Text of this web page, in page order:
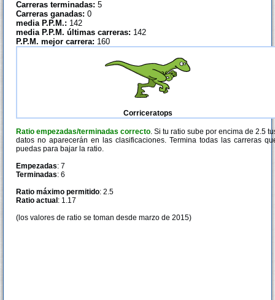
Carreras terminadas: 5
Carreras ganadas: 0
media P.P.M.: 142
media P.P.M. últimas carreras: 142
P.P.M. mejor carrera: 160
Corriceratops
Ratio empezadas/terminadas correcto. Si tu ratio sube por encima de 2.5
datos no aparecerán en las clasificaciones. Termina todas las carreras
puedas para bajar la ratio.
Empezadas: 7
Terminadas: 6
Ratio máximo permitido: 2.5
Ratio actual : 1.17
(los valores de ratio se toman desde marzo de 2015)